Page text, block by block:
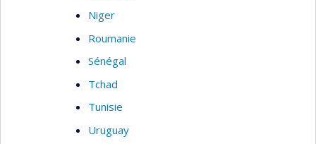
Niger
Roumanie
Sénégal
Tchad
Tunisie
Uruguay